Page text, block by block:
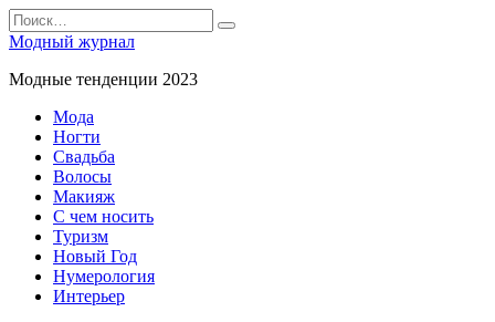
Перейти
к
содержанию
Search
for:
Модный журнал
Модные тенденции 2023
Мода
Ногти
Свадьба
Волосы
Макияж
С чем носить
Туризм
Новый Год
Нумерология
Интерьер